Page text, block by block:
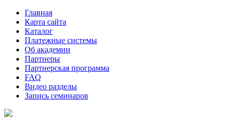
Главная
Карта сайта
Каталог
Платежные системы
Об академии
Партнеры
Партнерская программа
FAQ
Видео разделы
Запись семинаров